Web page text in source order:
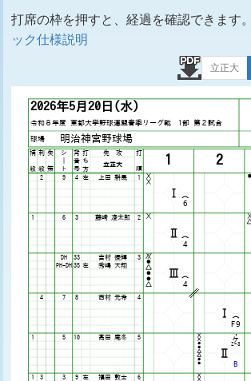
打席の枠を押すと、経過を確認できます。
ック仕様説明
立正大